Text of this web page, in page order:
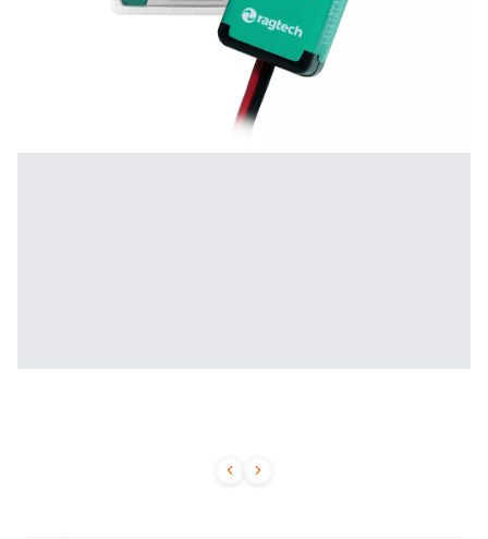
 